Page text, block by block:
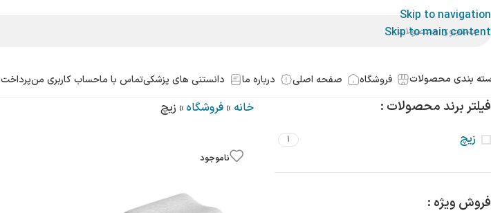
Skip to navigation
Skip to main content
بندی محصولات فروشگاه صفحه اصلی درباره ما دانستنی های پزشکیتماس با ماحساب کاربری منپرداخت
فیلتر برند محصولات :
زیچ 1
فروش ویژه :
خانه »فروشگاه » زیچ
ناموجود